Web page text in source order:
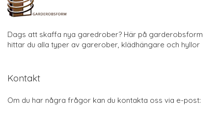
Dags att skaffa nya garedrober? Här på garderobsform
hittar du alla typer av garerober, klädhängare och hyllor
Kontakt
Om du har några frågor kan du kontakta oss via e-post: